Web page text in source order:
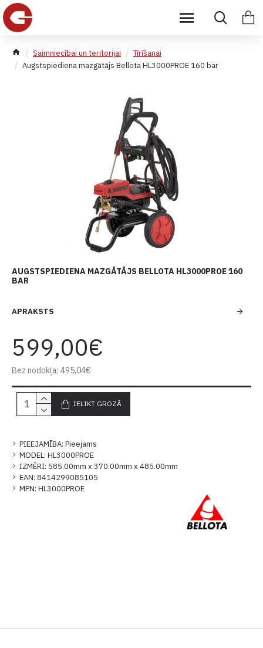
Saimniecībai un teritorijai
Tīrīšanai
Augstspiediena mazgātājs Bellota HL3000PROE 160 bar
AUGSTSPIEDIENA MAZGĀTĀJS BELLOTA HL3000PROE 160
BAR
APRAKSTS
PIEEJAMĪBA: Pieejams
MODEL: HL3000PROE
IZMĒRI: 585.00mm x 370.00mm x 485.00mm
EAN: 8414299085105
MPN: HL3000PROE
599,00€
Bez nodokļa: 495,04€
IELIKT GROZĀ